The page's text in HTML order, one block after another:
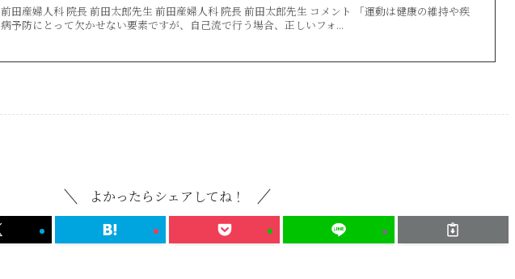
前田産婦人科 院長 前田太郎先生 前田産婦人科 院長 前田太郎先生 コメント 「運動は健康の維持や疾
病予防にとって欠かせない要素ですが、自己流で行う場合、正しいフォ...
よかったらシェアしてね！